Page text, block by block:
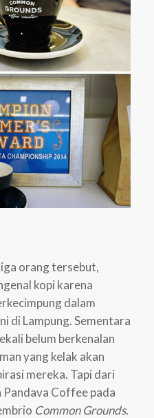
orang tersebut,
kopi karena
dalam
di Lampung. Sementara
belum berkenalan
yang kelak akan
mereka. Tapi dari
Coffee pada
Common Grounds.